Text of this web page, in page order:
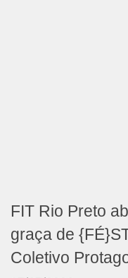
FIT Rio Preto
graça de
Coletivo